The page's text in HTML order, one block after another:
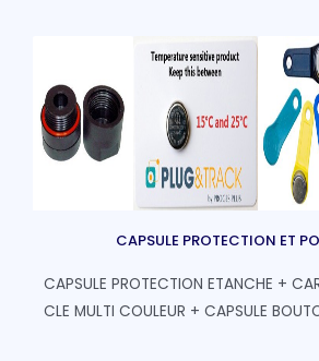
CAPSULE PROTECTION ET
CAPSULE PROTECTION ETANCHE +
CLE MULTI COULEUR + CAPSULE